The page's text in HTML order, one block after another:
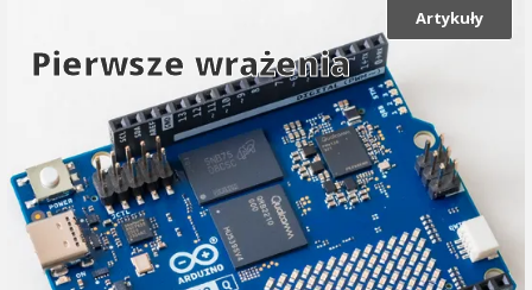
Pierwsze wrażenia
Artykuły